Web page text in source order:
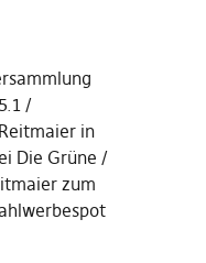
in
Die Grüne
zum